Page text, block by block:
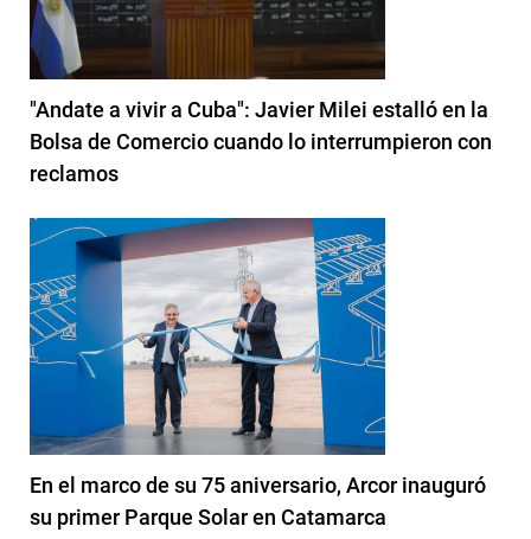
"Andate a vivir a Cuba": Javier Milei estalló en la
Bolsa de Comercio cuando lo interrumpieron con
reclamos
En el marco de su 75 aniversario, Arcor inauguró
su primer Parque Solar en Catamarca